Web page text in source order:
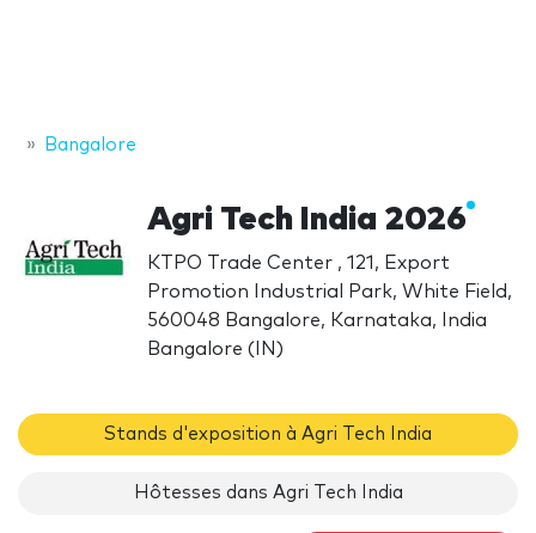
Bangalore
Agri Tech India 2026
KTPO Trade Center , 121, Export
Promotion Industrial Park, White Field,
560048 Bangalore, Karnataka, India
Bangalore (IN)
Stands d'exposition à Agri Tech India
Hôtesses dans Agri Tech India